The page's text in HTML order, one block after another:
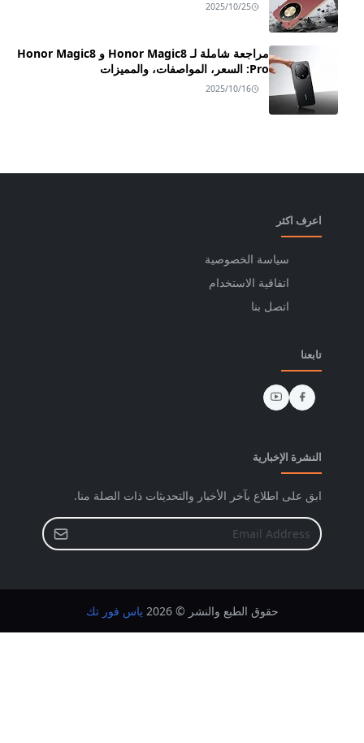
2025/10/25
مراجعة شاملة لـ Honor Magic8 و Honor Magic8
Pro: السعر، المواصفات، والمميزات
2025/10/16
اعرف اكثر
سياسة الخصوصية
اتفاقية الاستخدام
اتصل بنا
تابعنا
النشرة الإخبارية
ابق على اطلاع بآخر الأخبار والتحديثات ذات الصلة منا.
حقوق الطبع والنشر © 2026 ياس فور تك